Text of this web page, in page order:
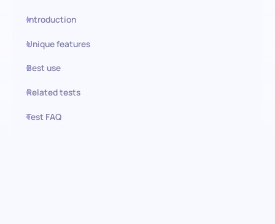
Introduction
Unique features
Best use
Related tests
Test FAQ